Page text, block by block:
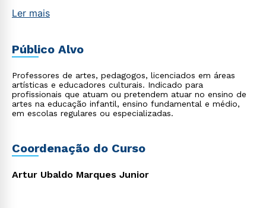
Ler mais
Público Alvo
Professores de artes, pedagogos, licenciados em áreas
artísticas e educadores culturais. Indicado para
profissionais que atuam ou pretendem atuar no ensino de
artes na educação infantil, ensino fundamental e médio,
em escolas regulares ou especializadas.
Coordenação do Curso
Artur Ubaldo Marques Junior